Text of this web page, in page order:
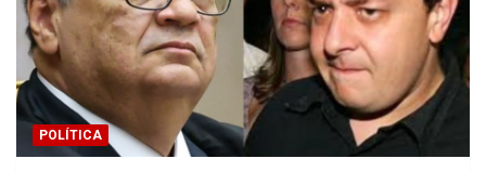
POLÍTICA